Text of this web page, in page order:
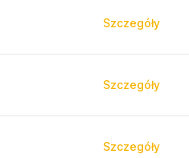
Szczegóły
Szczegóły
Szczegóły